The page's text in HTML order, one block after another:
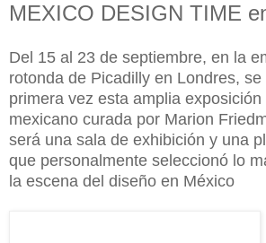
MEXICO DESIGN TIME
Del 15 al 23 de septiembre, en la
rotonda de Picadilly en Londres,
primera vez esta amplia
mexicano curada por Marion
será una sala de exhibición y una
que personalmente seleccionó lo
la escena del diseño en México